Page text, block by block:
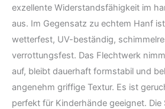
exzellente Widerstandsfähigkeit im
aus. Im Gegensatz zu echtem Hanf
wetterfest, UV-beständig,
verrottungsfest. Das Flechtwerk
auf, bleibt dauerhaft formstabil und
angenehm griffige Textur. Es ist
perfekt für Kinderhände geeignet. Die